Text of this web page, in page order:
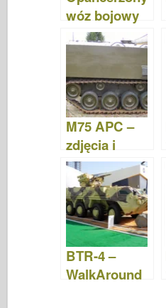
wóz bojowy
M114 –
Zdjęcia i film
M75 APC –
zdjęcia i
wideo
BTR-4 –
WalkAround